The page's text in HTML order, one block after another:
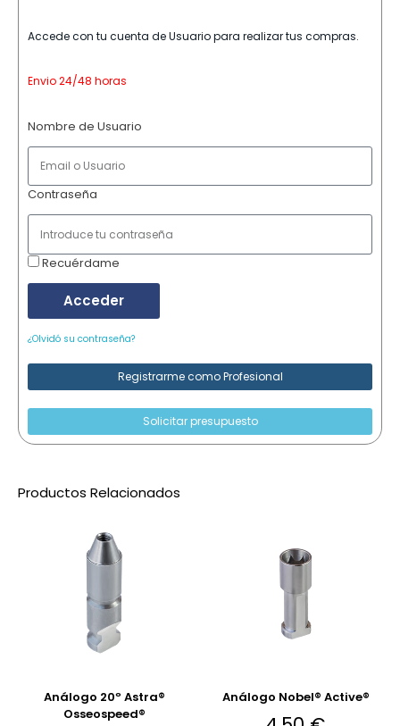
Accede con tu cuenta de Usuario para realizar tus compras.
Envio 24/48 horas
Nombre de Usuario
Contraseña
Recuérdame
Acceder
¿Olvidó su contraseña?
Registrarme como Profesional
Solicitar presupuesto
Productos Relacionados
Análogo 20º Astra®
Osseospeed®
Análogo Nobel® Active®